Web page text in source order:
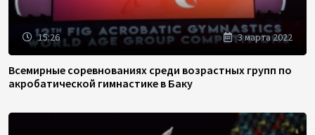
15:26 3 марта 2022
Всемирные соревнованиях среди возрастных групп по
акробатической гимнастике в Баку